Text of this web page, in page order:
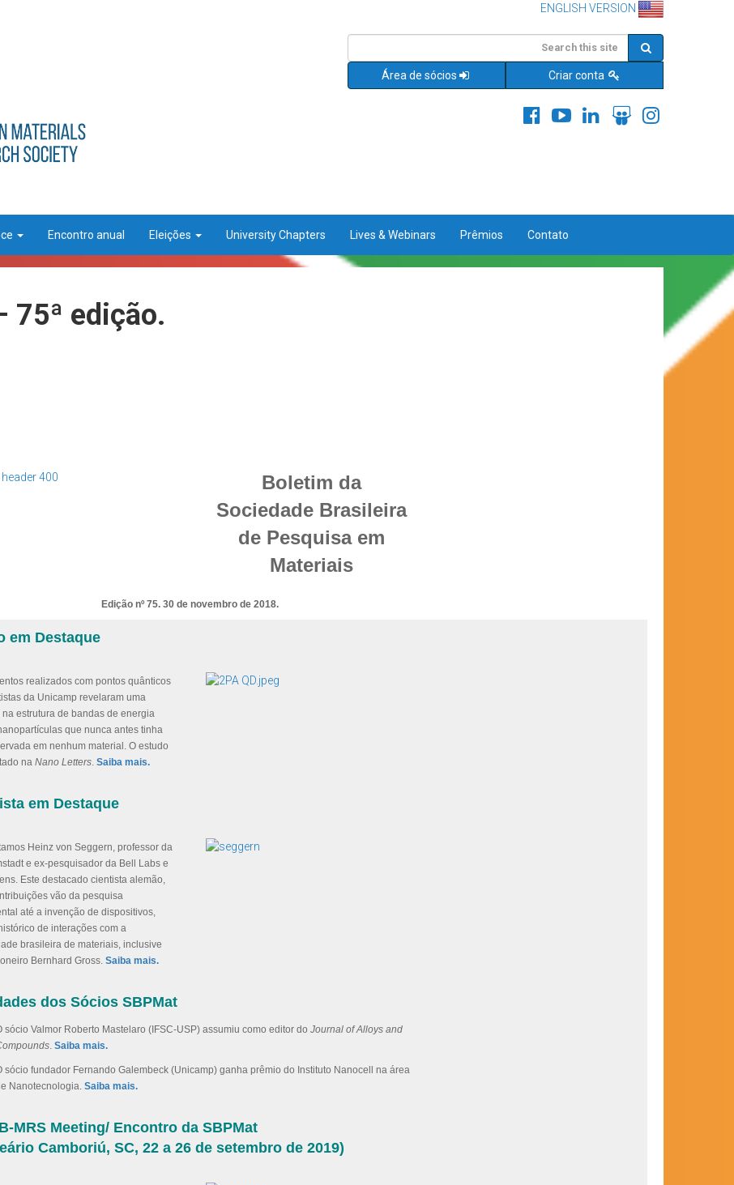
ENGLISH VERSION
Área de sócios Criar conta
Encontro anual Eleições University Chapters Lives & Webinars Prêmios Contato
75ª edição.
Boletim da
Sociedade Brasileira
de Pesquisa em
Materiais
Edição nº 75. 30 de novembro de 2018.
em Destaque
realizados com pontos quânticos
da Unicamp revelaram uma
na estrutura de bandas de energia
que nunca antes tinha
em nenhum material. O estudo
na Nano Letters. Saiba mais.
em Destaque
Heinz von Seggern, professor da
e ex-pesquisador da Bell Labs e
Este destacado cientista alemão,
vão da pesquisa
até a invenção de dispositivos,
de interações com a
brasileira de materiais, inclusive
Bernhard Gross. Saiba mais.
dos Sócios SBPMat
sócio Valmor Roberto Mastelaro (IFSC-USP) assumiu como editor do Journal of Alloys and
. Saiba mais.
sócio fundador Fernando Galembeck (Unicamp) ganha prêmio do Instituto Nanocell na área
Nanotecnologia. Saiba mais.
MRS Meeting/ Encontro da SBPMat
Camboriú, SC, 22 a 26 de setembro de 2019)